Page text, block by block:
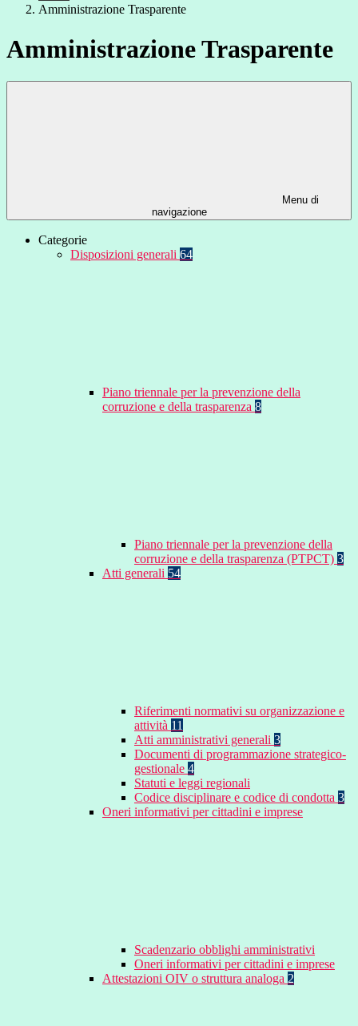
Amministrazione Trasparente
Amministrazione Trasparente
Menu di
navigazione
Categorie
Disposizioni generali 64
Piano triennale per la prevenzione della
corruzione e della trasparenza 8
Piano triennale per la prevenzione della
corruzione e della trasparenza (PTPCT) 3
Atti generali 54
Riferimenti normativi su organizzazione e
attività 11
Atti amministrativi generali 3
Documenti di programmazione strategico-
gestionale 4
Statuti e leggi regionali
Codice disciplinare e codice di condotta 3
Oneri informativi per cittadini e imprese
Scadenzario obblighi amministrativi
Oneri informativi per cittadini e imprese
Attestazioni OIV o struttura analoga 2